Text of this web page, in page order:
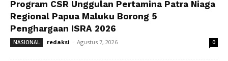
Program CSR Unggulan Pertamina Patra Niaga
Regional Papua Maluku Borong 5
Penghargaan ISRA 2026
NASIONAL redaksi - Agustus 7, 2026 0